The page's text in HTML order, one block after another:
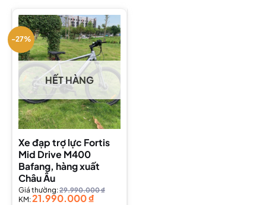
-27%
HẾT HÀNG
Xe đạp trợ lực Fortis
Mid Drive M400
Bafang, hàng xuất
Châu Âu
Giá thường:29.990.000₫
KM:21.990.000₫